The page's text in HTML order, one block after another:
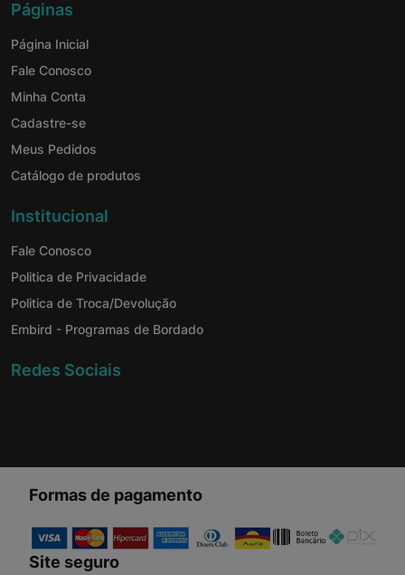
Páginas
Página Inicial
Fale Conosco
Minha Conta
Cadastre-se
Meus Pedidos
Catálogo de produtos
Institucional
Fale Conosco
Politica de Privacidade
Politica de Troca/Devolução
Embird - Programas de Bordado
Redes Sociais
Formas de pagamento
Site seguro